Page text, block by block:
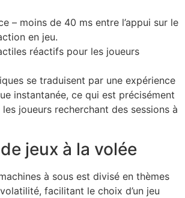
– moins de 40 ms entre l’appui sur le
en jeu.
réactifs pour les joueurs
se traduisent par une expérience
instantanée, ce qui est précisément
joueurs recherchant des sessions à
jeux à la volée
à sous est divisé en thèmes
facilitant le choix d’un jeu